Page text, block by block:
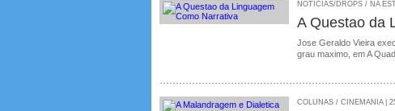
NOTICIAS/DROPS / NA
A Questao da
Jose Geraldo Vieira
grau maximo, em A
COLUNAS / CINEMANIA |